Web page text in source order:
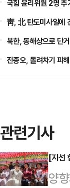
국힘 윤리위원 2명
靑, 北 탄도미사일에
북한, 동해상으로 단
진종오, 돌려차기 피
관련기사
[지선
양